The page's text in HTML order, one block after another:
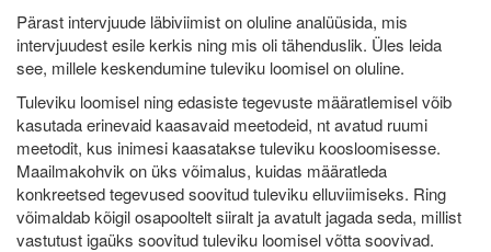
Pärast intervjuude läbiviimist on oluline analüüsida, mis
intervjuudest esile kerkis ning mis oli tähenduslik. Üles leida
see, millele keskendumine tuleviku loomisel on oluline.
Tuleviku loomisel ning edasiste tegevuste määratlemisel võib
kasutada erinevaid kaasavaid meetodeid, nt avatud ruumi
meetodit, kus inimesi kaasatakse tuleviku koosloomisesse.
Maailmakohvik on üks võimalus, kuidas määratleda
konkreetsed tegevused soovitud tuleviku elluviimiseks. Ring
võimaldab kõigil osapooltelt siiralt ja avatult jagada seda, millist
vastutust igaüks soovitud tuleviku loomisel võtta soovivad.